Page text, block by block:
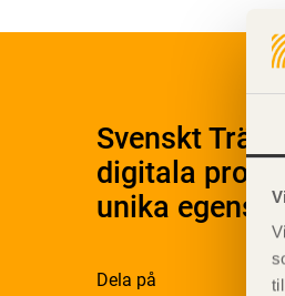
Svenskt Träs
digitala
unika
Dela på